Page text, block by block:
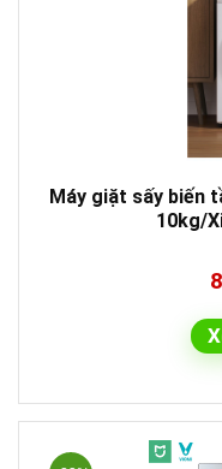
Máy giặt sấy biến
10kg/